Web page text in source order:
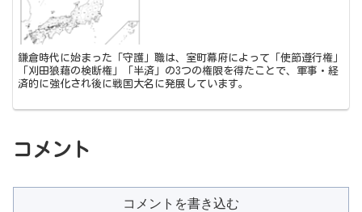
鎌倉時代に始まった「守護」職は、室町幕府によって「使節遵行権」
「刈田狼藉の検断権」「半済」の3つの権限を得たことで、軍事・経
済的に強化され後に戦国大名に発展しています。
コメント
コメントを書き込む